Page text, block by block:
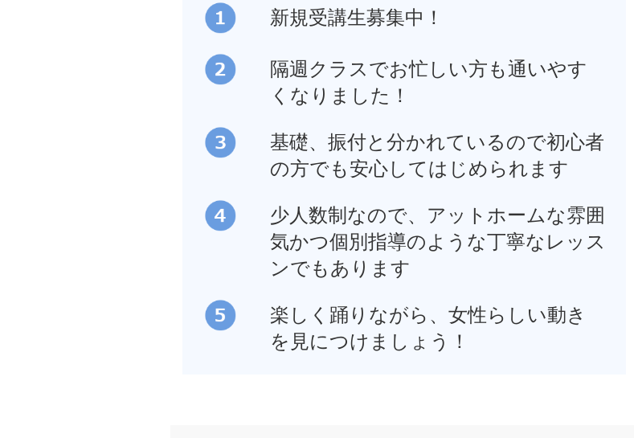
新規受講生募集中！
隔週クラスでお忙しい方も通いやす
くなりました！
基礎、振付と分かれているので初心者
の方でも安心してはじめられます
少人数制なので、アットホームな雰囲
気かつ個別指導のような丁寧なレッス
ンでもあります
楽しく踊りながら、女性らしい動き
を見につけましょう！